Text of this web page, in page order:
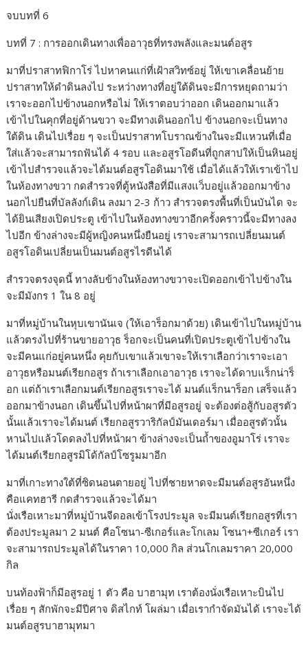
จบบทที่ 6
บทที่ 7 : การออกเดินทางเพื่ออาวุธที่ทรงพลังและมนต์อสูร
มาที่ปราสาทฟิกาโร่ ไปหาคนแก่ที่เฝ้าสวิทซ์อยู่ ให้เขาเคลื่อนย้าย
ปราสาทให้ดำดินลงไป ระหว่างทางที่อยู่ใต้ดินจะมีการหยุดถามว่า
เราจะออกไปข้างนอกหรือไม่ ให้เราตอบว่าออก เดินออกมาแล้ว
เข้าไปในคุกที่อยู่ด้านขวา จะมีทางเดินออกไป ข้างนอกจะเป็นทาง
ใต้ดิน เดินไปเรื่อย ๆ จะเป็นปราสาทโบราณข้างในจะมีแหวนที่เมื่อ
ใส่แล้วจะสามารถฟันได้ 4 รอบ และอสูรโอดีนที่ถูกสาปให้เป็นหินอยู่
เข้าไปสำรวจแล้วจะได้มนต์อสูรโอดินมาใช้ เมื่อได้แล้วให้เราเข้าไป
ในห้องทางขวา กดสำรวจที่ตู้หนังสือที่มีแสงแว็บอยู่แล้วออกมาข้าง
นอกไปยืนที่บัลลังก์เดิน ลงมา 2-3 ก้าว สำรวจตรงพื้นที่เป็นบันได จะ
ได้ยินเสียงเปิดประตู เข้าไปในห้องทางขวาอีกครั้งคราวนี้จะมีทางลง
ไปอีก ข้างล่างจะมีผู้หญิงคนหนึ่งยืนอยู่ เราจะสามารถเปลี่ยนมนต์
อสูรโอดินเปลี่ยนเป็นมนต์อสูรไรดีนได้
สำรวจตรงจุดนี้ ทางลับข้างในห้องทางขวาจะเปิดออกเข้าไปข้างใน
จะมีมังกร 1 ใน 8 อยู่
มาที่หมู่บ้านในหุบเขานันเจ (ให้เอาร็อกมาด้วย) เดินเข้าไปในหมู่บ้าน
แล้วตรงไปที่ร้านขายอาวุธ ร็อกจะเป็นคนที่เปิดประตูเข้าไปข้างใน
จะมีคนแก่อยู่คนหนึ่ง คุยกับเขาแล้วเขาจะให้เราเลือกว่าเราจะเอา
อาวุธหรือมนต์เรียกอสูร ถ้าเราเลือกเอาอาวุธ เราจะได้ดาบแร็กน่าร็
อก แต่ถ้าเราเลือกมนต์เรียกอสูรเราจะได้ มนต์แร็กนาร็อก เสร็จแล้ว
ออกมาข้างนอก เดินขึ้นไปที่หน้าผาที่มีอสูรอยู่ จะต้องต่อสู้กับอสูรตัว
นั้นแล้วเราจะได้มนต์ เรียกอสูรวาริกัลป์มันเดอร์มา เมื่ออสูรตัวนั้น
หานไปแล้วโดดลงไปที่หน้าผา ข้างล่างจะเป็นถ้ำของอูมาโร่ เราจะ
ได้มนต์เรียกอสูรมิโด้กัลป์โซรูมมาอีก
มาที่เกาะทางใต้ที่ซิดนอนตายอยู่ ไปที่ชายหาดจะมีมนต์อสูรอันหนึ่ง
คือแคทฮารี กดสำรวจแล้วจะได้มา
นั่งเรือเหาะมาที่หมู่บ้านจีดอลเข้าโรงประมูล จะมีมนต์เรียกอสูรที่เรา
ต้องประมูลมา 2 มนต์ คือโซนา-ซีเกอร์และโกเลม โซนา+ซีเกอร์ เรา
จะสามารถประมูลได้ในราคา 10,000 กิล ส่วนโกเลมราคา 20,000
กิล
บนท้องฟ้าก็มีอสูรอยู่ 1 ตัว คือ บาฮามุท เราต้องนั่งเรือเหาะบินไป
เรื่อย ๆ สักพักจะมีปีศาจ ดิสไกท์ โผล่มา เมื่อเรากำจัดมันได้ เราจะได้
มนต์อสูรบาฮามุทมา